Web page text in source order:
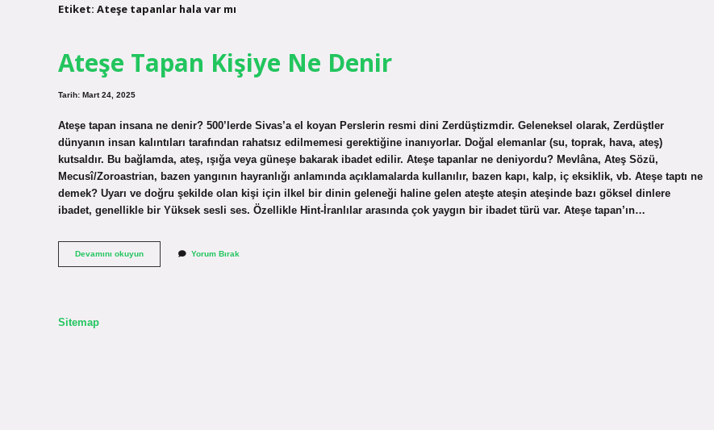
Etiket: Ateşe tapanlar hala var mı
Ateşe Tapan Kişiye Ne Denir
Tarih: Mart 24, 2025
Ateşe tapan insana ne denir? 500’lerde Sivas’a el koyan Perslerin resmi dini Zerdüştizmdir. Geleneksel olarak, Zerdüştler
dünyanın insan kalıntıları tarafından rahatsız edilmemesi gerektiğine inanıyorlar. Doğal elemanlar (su, toprak, hava, ateş)
kutsaldır. Bu bağlamda, ateş, ışığa veya güneşe bakarak ibadet edilir. Ateşe tapanlar ne deniyordu? Mevlâna, Ateş Sözü,
Mecusî/Zoroastrian, bazen yangının hayranlığı anlamında açıklamalarda kullanılır, bazen kapı, kalp, iç eksiklik, vb. Ateşe taptı ne
demek? Uyarı ve doğru şekilde olan kişi için ilkel bir dinin geleneği haline gelen ateşte ateşin ateşinde bazı göksel dinlere
ibadet, genellikle bir Yüksek sesli ses. Özellikle Hint-İranlılar arasında çok yaygın bir ibadet türü var. Ateşe tapan’ın…
Devamını okuyunAteşe
Tapan
Yorum Bırak
Sitemap